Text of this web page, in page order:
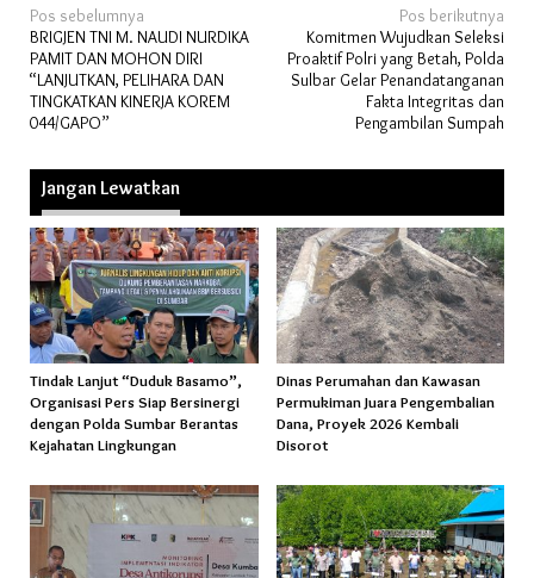
Navigasi
pos
Pos sebelumnya
BRIGJEN TNI M. NAUDI NURDIKA
PAMIT DAN MOHON DIRI
“LANJUTKAN, PELIHARA DAN
TINGKATKAN KINERJA KOREM
044/GAPO”
Pos berikutnya
Komitmen Wujudkan Seleksi
Proaktif Polri yang Betah, Polda
Sulbar Gelar Penandatanganan
Fakta Integritas dan
Pengambilan Sumpah
Jangan Lewatkan
Tindak Lanjut “Duduk Basamo”,
Organisasi Pers Siap Bersinergi
dengan Polda Sumbar Berantas
Kejahatan Lingkungan
Dinas Perumahan dan Kawasan
Permukiman Juara Pengembalian
Dana, Proyek 2026 Kembali
Disorot